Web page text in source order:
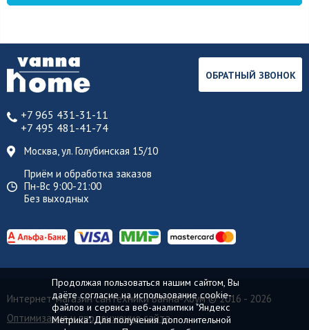
+7 965 431-31-11
+7 495 481-41-74
Москва, ул. Голубинская 15/10
Приём и обработка заказов
Пн-Вс 9:00-21:00
Без выходных
ОБРАТНЫЙ ЗВОНОК
Интернет-магазин сантехники Ванна-Хоум© 2016 - 2026
Оптимизация и продвижение сайта
Продолжая пользоваться нашим сайтом, Вы
даёте согласие на использование cookie-
файлов и сервиса веб-аналитики "Яндекс
Метрика". Для получения дополнительной